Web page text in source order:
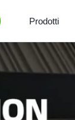
Prodotti